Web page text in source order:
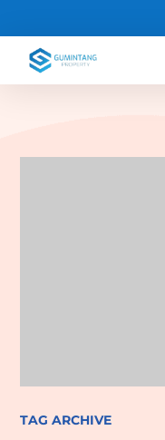
TAG ARCHIVE